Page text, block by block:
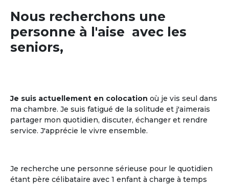
Nous recherchons une
personne à l'aise avec les
seniors,
Je suis actuellement en colocation où je vis seul dans
ma chambre. Je suis fatigué de la solitude et j'aimerais
partager mon quotidien, discuter, échanger et rendre
service. J'apprécie le vivre ensemble.
Je recherche une personne sérieuse pour le quotidien
étant père célibataire avec 1 enfant à charge à temps